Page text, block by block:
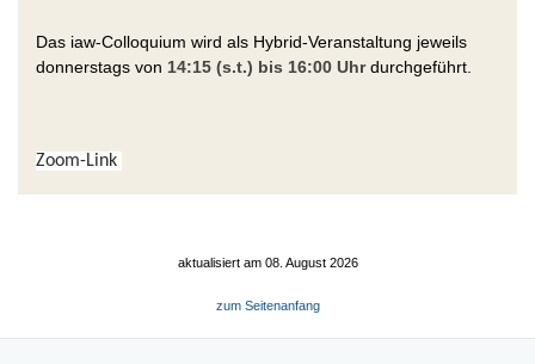
Das iaw-Colloquium wird als Hybrid-Veranstaltung jeweils
donnerstags von 14:15 (s.t.) bis 16:00 Uhrdurchgeführt.
Zoom-Link
aktualisiert am 08. August 2026
zum Seitenanfang